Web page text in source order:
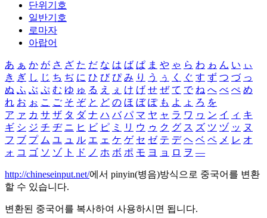
단위기호
일반기호
로마자
아랍어
あ ぁ か が さ ざ た だ な は ば ぱ ま や ゃ ら わ ゎ ん い ぃ
き ぎ し じ ち ぢ に ひ び ぴ み り う ぅ く ぐ す ず つ づ っ
ぬ ふ ぶ ぷ む ゆ ゅ る え ぇ け げ せ ぜ て で ね へ べ ぺ め
れ お ぉ こ ご そ ぞ と ど の ほ ぼ ぽ も よ ょ ろ を
ア ァ カ サ ザ タ ダ ナ ハ バ パ マ ヤ ャ ラ ワ ヮ ン イ ィ キ
ギ シ ジ チ ヂ ニ ヒ ビ ピ ミ リ ウ ゥ ク グ ス ズ ツ ヅ ッ ヌ
フ ブ プ ム ユ ュ ル エ ェ ケ ゲ セ ゼ テ デ ヘ ベ ペ メ レ オ
ォ コ ゴ ソ ゾ ト ド ノ ホ ボ ポ モ ヨ ョ ロ ヲ ―
http://chineseinput.net/에서 pinyin(병음)방식으로 중국어를 변환
할 수 있습니다.
변환된 중국어를 복사하여 사용하시면 됩니다.